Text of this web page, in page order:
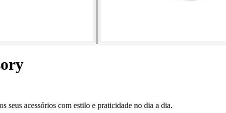
seus acessórios com estilo e praticidade no dia a dia.